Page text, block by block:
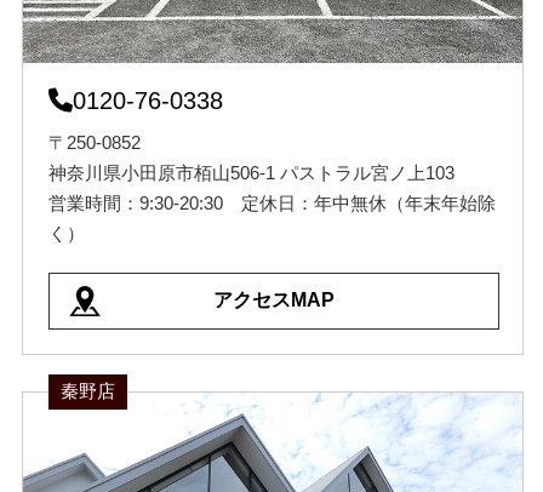
0120-76-0338
〒250-0852
神奈川県小田原市栢山506-1 パストラル宮ノ上103
営業時間：9:30-20:30 定休日：年中無休（年末年始除
く）
アクセスMAP
秦野店